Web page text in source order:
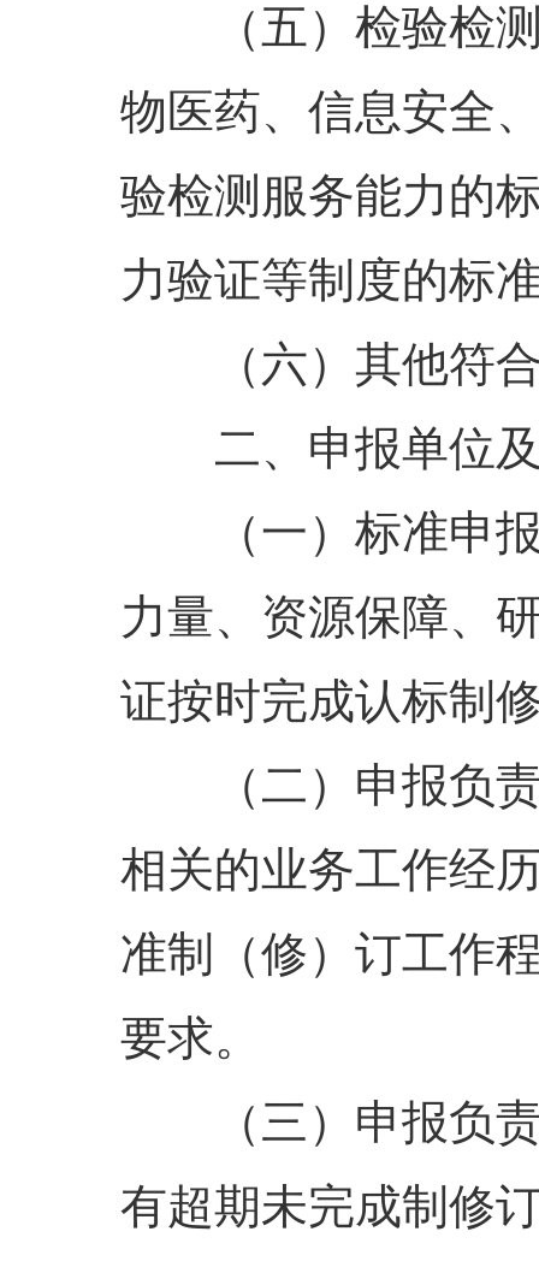
（五）检验检
物医药、信息安全
验检测服务能力的
力验证等制度的标
（六）其他符
二、申报单位
（一）标准申
力量、资源保障、
证按时完成认标制
（二）申报负
相关的业务工作经
准制（修）订工作
要求。
（三）申报负
有超期未完成制修